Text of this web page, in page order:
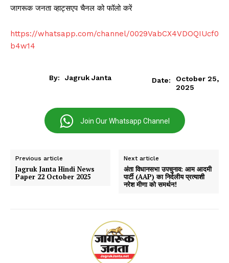
जागरूक जनता व्हाट्सएप चैनल को फॉलो करें
https://whatsapp.com/channel/0029VabCX4VDOQIUcf0
b4w14
By: Jagruk Janta Date:
October 25,
2025
Join Our Whatsapp Channel
Previous article
Jagruk Janta Hindi News
Paper 22 October 2025
Next article
अंता विधानसभा उपचुनाव: आम आदमी
पार्टी (AAP) का निर्दलीय प्रत्याशी
नरेश मीणा को समर्थन!